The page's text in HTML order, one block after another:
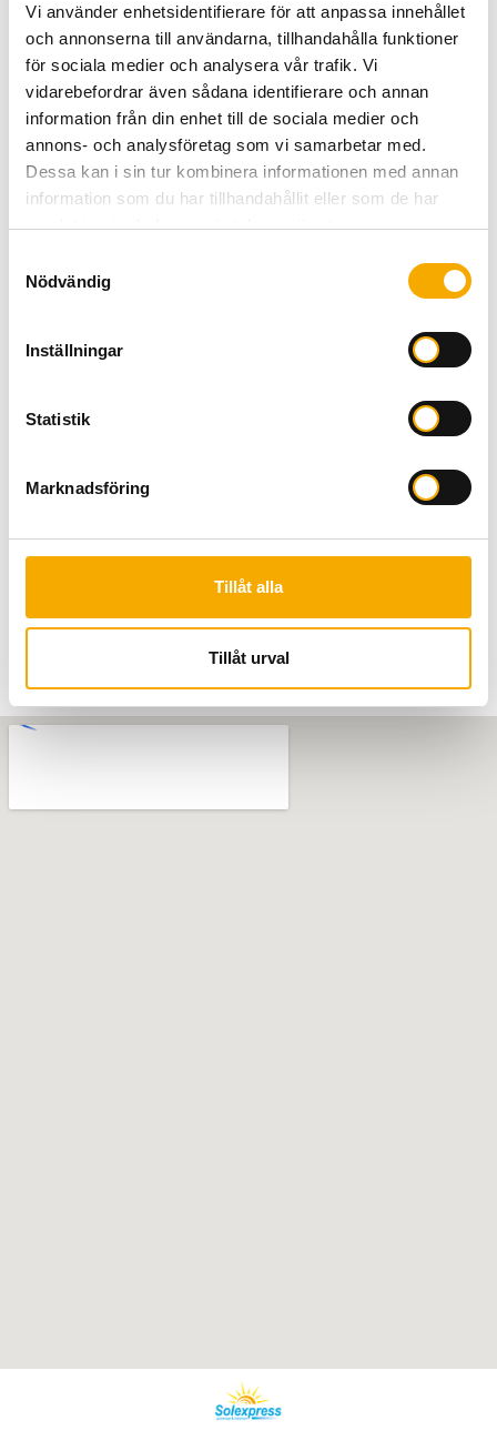
Vi använder enhetsidentifierare för att anpassa innehållet
och annonserna till användarna, tillhandahålla funktioner
för sociala medier och analysera vår trafik. Vi
vidarebefordrar även sådana identifierare och annan
information från din enhet till de sociala medier och
annons- och analysföretag som vi samarbetar med.
Dessa kan i sin tur kombinera informationen med annan
information som du har tillhandahållit eller som de har
samlat in när du har använt deras tjänster.
Nödvändig
Inställningar
Statistik
Marknadsföring
Tillåt alla
Tillåt urval